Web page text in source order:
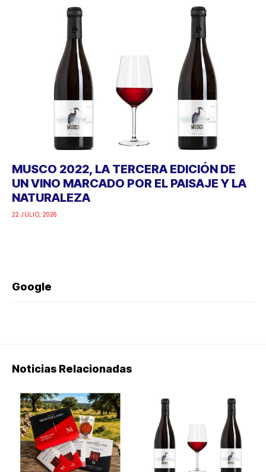
MUSCO 2022, LA TERCERA EDICIÓN DE
UN VINO MARCADO POR EL PAISAJE Y LA
NATURALEZA
22 JULIO, 2026
Google
Noticias Relacionadas